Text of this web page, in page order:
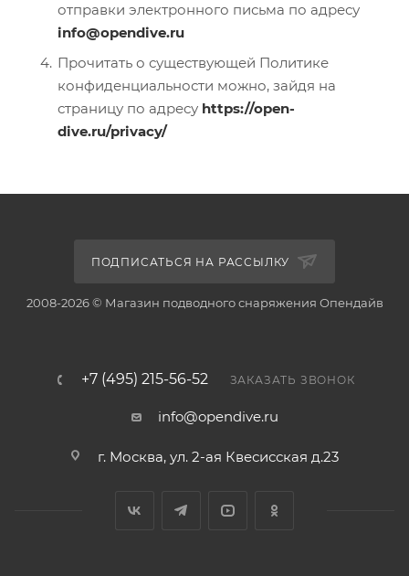
отправки электронного письма по адресу
info@opendive.ru
Прочитать о существующей Политике
конфиденциальности можно, зайдя на
страницу по адресу https://open-
dive.ru/privacy/
ПОДПИСАТЬСЯ НА РАССЫЛКУ
2008-2026 © Магазин подводного снаряжения Опендайв
+7 (495) 215-56-52 ЗАКАЗАТЬ ЗВОНОК
info@opendive.ru
г. Москва, ул. 2-ая Квесисская д.23